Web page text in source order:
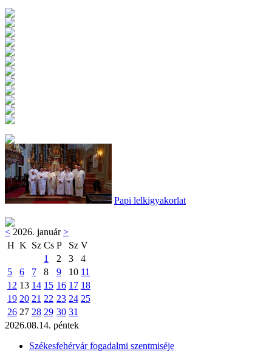
Papi lelkigyakorlat
< 2026. január>
H K Sz Cs P Sz V
1
2 3
4
5
6 7 8 9 10 11
12 13 14 15 16 17 18
19 20 21 22 23 24 25
26 27 28 29 30 31
2026.08.14. péntek
Székesfehérvár fogadalmi szentmiséje